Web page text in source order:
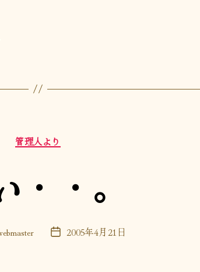
カ
テ
ー
管理人より
・・。
投 2005年4月21日